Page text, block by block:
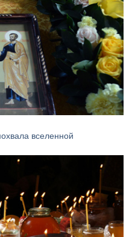
вселенной